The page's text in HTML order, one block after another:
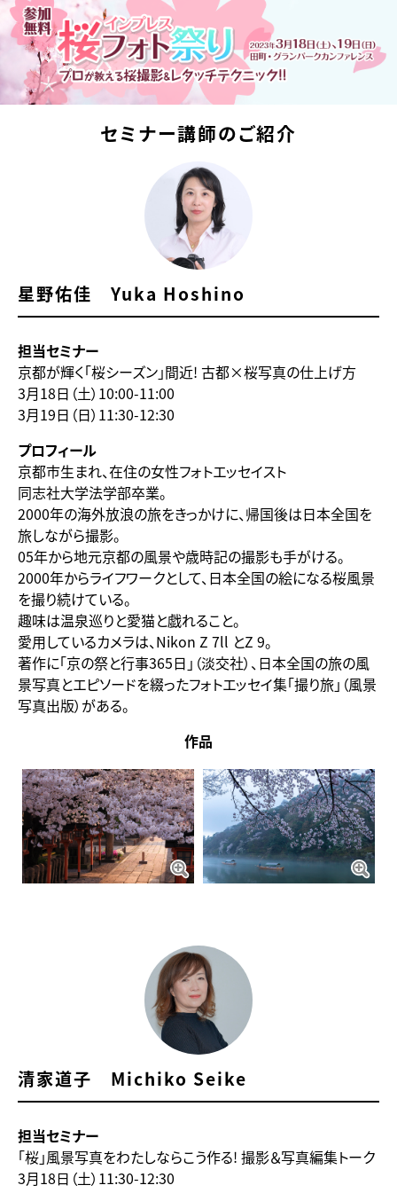
セミナー講師のご紹介
星野佑佳 Yuka Hoshino
担当セミナー
京都が輝く「桜シーズン」間近! 古都×桜写真の仕上げ方
3月18日（土）10:00-11:00
3月19日（日）11:30-12:30
プロフィール
京都市生まれ、在住の女性フォトエッセイスト
同志社大学法学部卒業。
2000年の海外放浪の旅をきっかけに、帰国後は日本全国を
旅しながら撮影。
05年から地元京都の風景や歳時記の撮影も手がける。
2000年からライフワークとして、日本全国の絵になる桜風景
を撮り続けている。
趣味は温泉巡りと愛猫と戯れること。
愛用しているカメラは、Nikon Z 7ll とZ 9。
著作に「京の祭と行事365日」（淡交社）、日本全国の旅の風
景写真とエピソードを綴ったフォトエッセイ集「撮り旅」（風景
写真出版）がある。
作品
清家道子 Michiko Seike
担当セミナー
「桜」風景写真をわたしならこう作る! 撮影＆写真編集トーク
3月18日（土）11:30-12:30